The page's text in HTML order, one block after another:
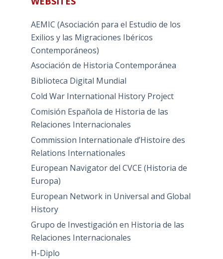
AEMIC (Asociación para el Estudio de los
Exilios y las Migraciones Ibéricos
Contemporáneos)
Asociación de Historia Contemporánea
Biblioteca Digital Mundial
Cold War International History Project
Comisión Española de Historia de las
Relaciones Internacionales
Commission Internationale d’Histoire des
Relations Internationales
European Navigator del CVCE (Historia de
Europa)
European Network in Universal and Global
History
Grupo de Investigación en Historia de las
Relaciones Internacionales
H-Diplo